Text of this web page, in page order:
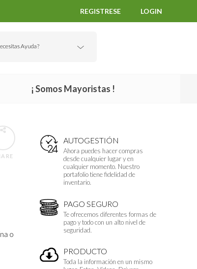
REGISTRESE LOGIN
Ayuda?
¡ Somos Mayoristas !
AUTOGESTIÓN
Ahora puedes hacer compras
desde cualquier lugar y en
cualquier momento. Nuestro
portafolio tiene fidelidad de
inventario.
PAGO SEGURO
Te ofrecemos diferentes formas de
pago y todo con un alto nivel de
seguridad.
PRODUCTO
Toda la información en un mismo
o